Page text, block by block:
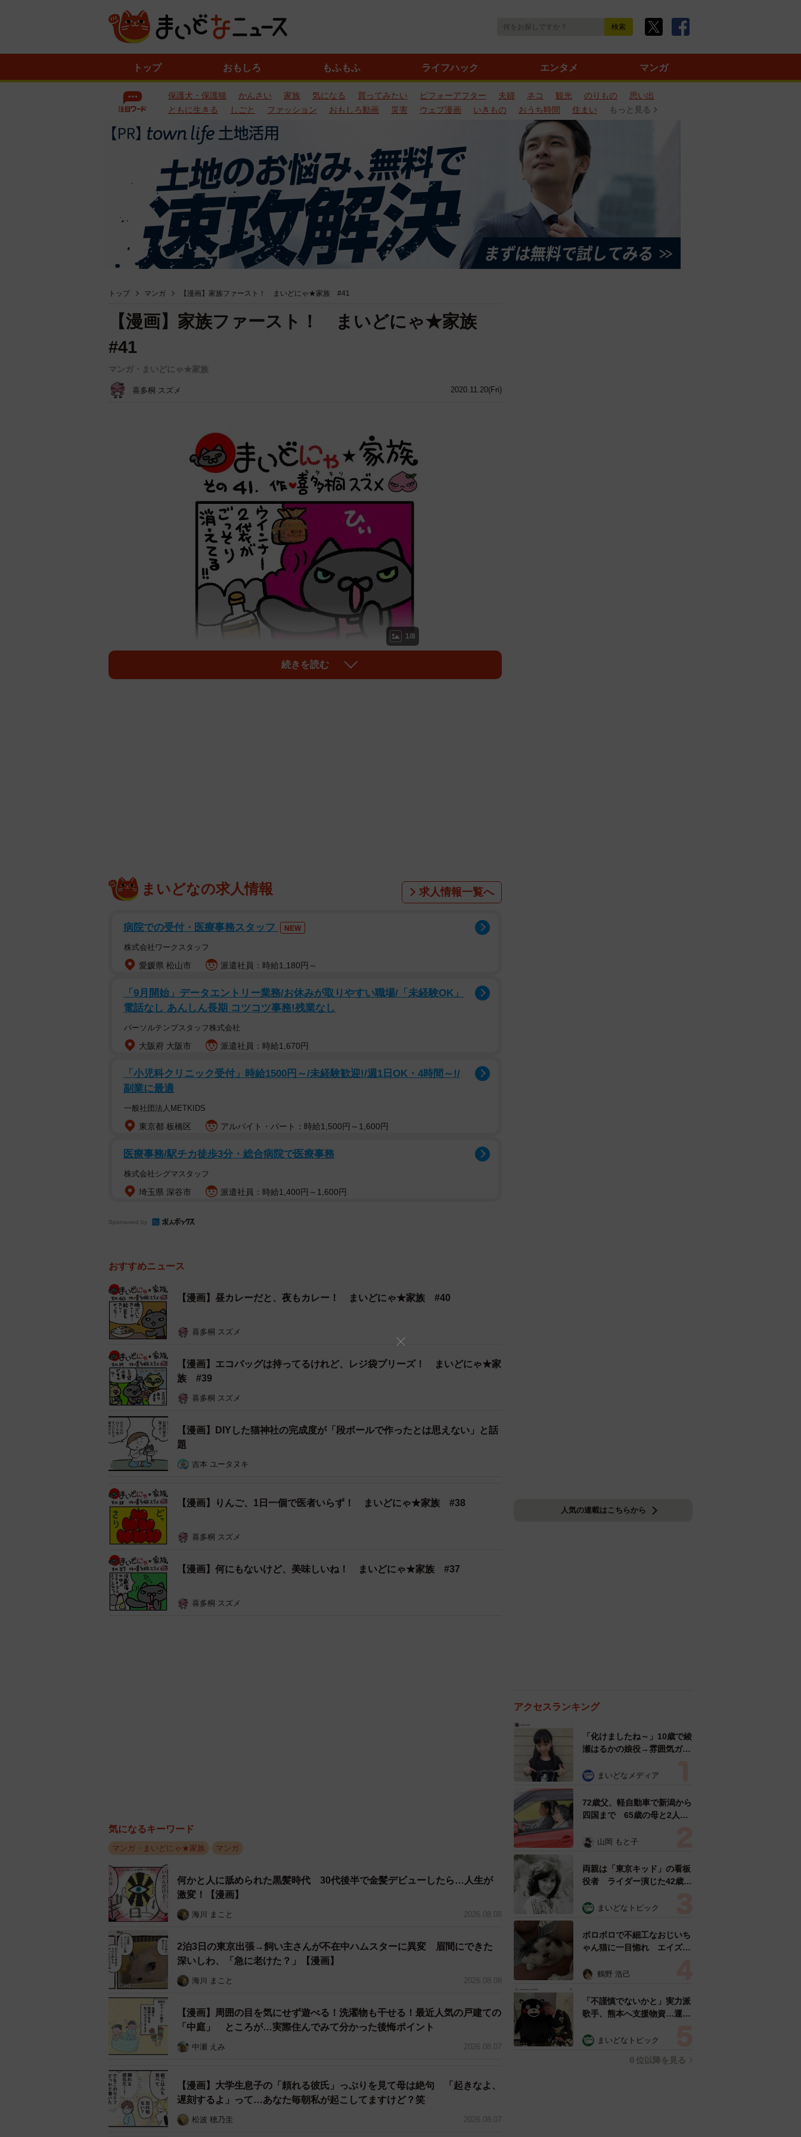
トップ おもしろ もふもふ ライフハック エンタメ マンガ
保護犬・保護猫 かんさい 家族 気になる 買ってみたい ビフォーアフター 夫婦 ネコ 観光 のりもの
思い出
ともに生きる
しごと ファッション おもしろ動画 災害 ウェブ漫画 いきもの おうち時間 住まい もっと見る
トップ マンガ 【漫画】家族ファースト！ まいどにゃ★家族 #41
2020.11.20(Fri)
【漫画】家族ファースト！ まいどにゃ★家族
#41
マンガ・まいどにゃ★家族
喜多桐 スズメ
1/8
続きを読む
まいどなの求人情報 求人情報一覧へ
病院での受付・医療事務スタッフ NEW
株式会社ワークスタッフ
愛媛県 松山市 派遣社員：時給1,180円～
「9月開始」データエントリー業務/お休みが取りやすい職場/「未経験OK」
電話なし あんしん長期 コツコツ事務!残業なし
パーソルテンプスタッフ株式会社
大阪府 大阪市 派遣社員：時給1,670円
「小児科クリニック受付」時給1500円～/未経験歓迎!/週1日OK・4時間～!/
副業に最適
一般社団法人METKIDS
東京都 板橋区 アルバイト・パート：時給1,500円～1,600円
医療事務/駅チカ徒歩3分・総合病院で医療事務
株式会社シグマスタッフ
埼玉県 深谷市 派遣社員：時給1,400円～1,600円
Sponsored by
おすすめニュース
【漫画】昼カレーだと、夜もカレー！ まいどにゃ★家族 #40
喜多桐 スズメ
【漫画】エコバッグは持ってるけれど、レジ袋プリーズ！ まいどにゃ★家
族 #39
喜多桐 スズメ
【漫画】DIYした猫神社の完成度が「段ボールで作ったとは思えない」と話
題
吉本 ユータヌキ
【漫画】りんご、1日一個で医者いらず！ まいどにゃ★家族 #38
喜多桐 スズメ
【漫画】何にもないけど、美味しいね！ まいどにゃ★家族 #37
喜多桐 スズメ
気になるキーワード
マンガ・まいどにゃ★家族 マンガ
何かと人に舐められた黒髪時代 30代後半で金髪デビューしたら…人生が
激変！【漫画】
海川 まこと 2026.08.08
2泊3日の東京出張→飼い主さんが不在中ハムスターに異変 眉間にできた
深いしわ、「急に老けた？」【漫画】
海川 まこと 2026.08.08
【漫画】周囲の目を気にせず遊べる！洗濯物も干せる！最近人気の戸建ての
「中庭」 ところが…実際住んでみて分かった後悔ポイント
中瀬 えみ 2026.08.07
【漫画】大学生息子の「頼れる彼氏」っぷりを見て母は絶句 「起きなよ、
遅刻するよ」って…あなた毎朝私が起こしてますけど？笑
松波 穂乃圭 2026.08.07
人気の連載はこちらから
アクセスランキング
「化けましたね～」10歳で綾
瀬はるかの娘役→雰囲気ガラ
雰囲気が」「宝塚に入れそ
まいどなメディア
72歳父、軽自動車で新潟から
四国まで 65歳の母と2人で
憩まで分刻み… 「大学生で
山岡 もと子
両親は「東京キッド」の看板
役者 ライダー演じた42歳元
ングフォト」計画を明言
む」
まいどなトピック
ボロボロで不細工なおじいち
ゃん猫に一目惚れ エイズだ
暮らすと「おじ猫」だって可
鶴野 浩己
「不謹慎でないかと」実力派
歌手、熊本へ支援物資…運搬
めらい 「痛いほど伝わる」
まいどなトピック
６位以降を見る